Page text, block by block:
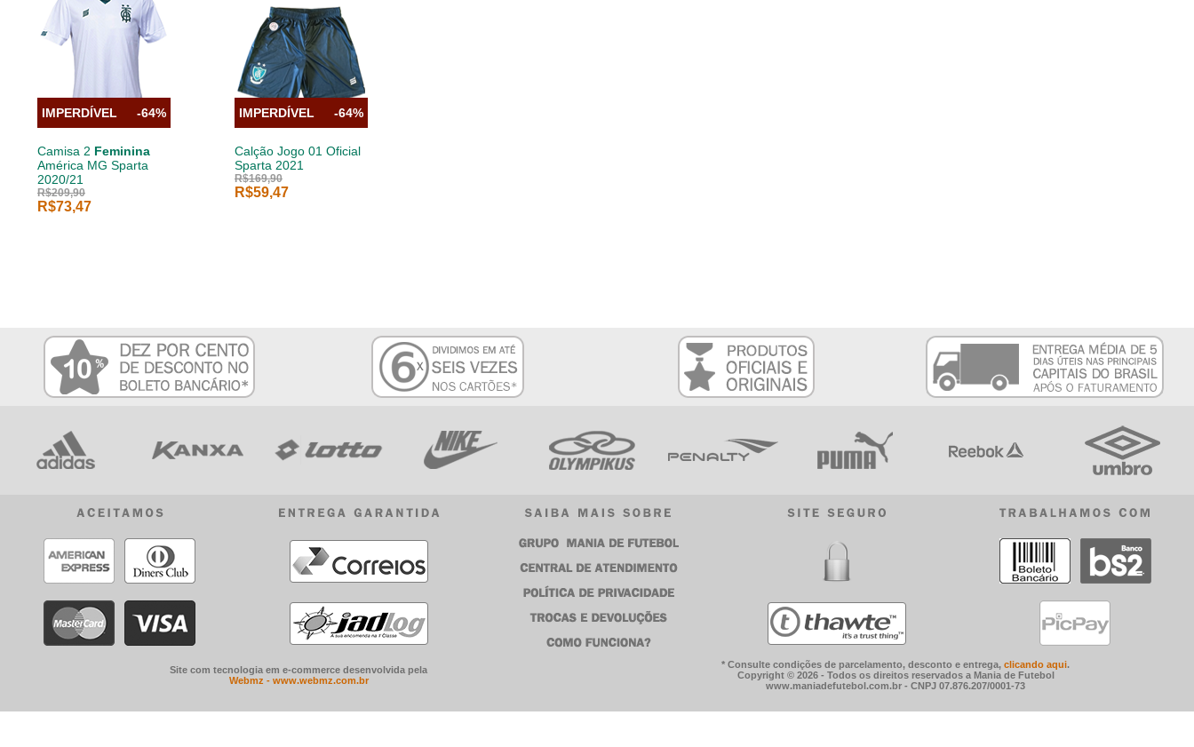
Camisa 2 Feminina
América MG Sparta
2020/21
R$209,90
R$73,47
IMPERDÍVEL -64%
Calção Jogo 01 Oficial
Sparta 2021
R$169,90
R$59,47
IMPERDÍVEL -64%
Site com tecnologia em e-commerce desenvolvida pela
Webmz - www.webmz.com.br
* Consulte condições de parcelamento, desconto e entrega, clicando aqui.
Copyright © 2026 - Todos os direitos reservados a Mania de Futebol
www.maniadefutebol.com.br - CNPJ 07.876.207/0001-73